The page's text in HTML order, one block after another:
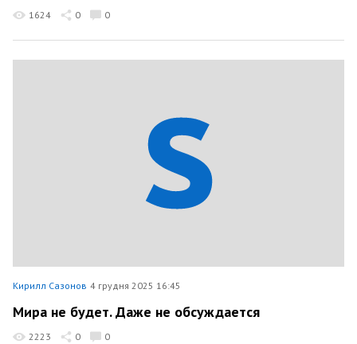
1624 0 0
Кирилл Сазонов 4 грудня 2025 16:45
Мира не будет. Даже не обсуждается
2223 0 0